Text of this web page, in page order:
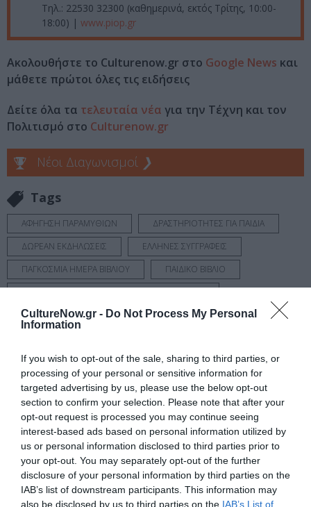
CultureNow.gr - Do Not Process My Personal
Information
If you wish to opt-out of the sale, sharing to third parties, or
processing of your personal or sensitive information for
targeted advertising by us, please use the below opt-out
section to confirm your selection. Please note that after your
opt-out request is processed you may continue seeing
interest-based ads based on personal information utilized by
us or personal information disclosed to third parties prior to
your opt-out. You may separately opt-out of the further
disclosure of your personal information by third parties on the
IAB’s list of downstream participants. This information may
also be disclosed by us to third parties on the IAB’s List of
Τηλ.: 22530 32300 (καθημερινά, εκτός Τρίτης, 10:00-
18:00) | www.piop.gr
Ακολουθήστε το Culturenow.gr στο Google News και
μάθετε πρώτοι όλες τις ειδήσεις
Δείτε όλα τα τελευταία νέα για την Τέχνη και τον
Πολιτισμό στο Culturenow.gr
Νέοι Διαγωνισμοί ❯
Tags
ΑΦΗΓΗΣΗ ΠΑΡΑΜΥΘΙΩΝ
ΔΡΑΣΤΗΡΙΟΤΗΤΕΣ ΓΙΑ ΠΑΙΔΙΑ
ΔΩΡΕΑΝ ΕΚΔΗΛΩΣΕΙΣ
ΕΛΛΗΝΕΣ ΣΥΓΓΡΑΦΕΙΣ
ΠΑΓΚΟΣΜΙΑ ΗΜΕΡΑ ΒΙΒΛΙΟΥ
ΠΑΙΔΙΚΟ ΒΙΒΛΙΟ
Newsletter
Κάθε βδομάδα στο e-mail σας τα τελευταία νέα για
την Τέχνη και τον Πολιτισμό!
Ακολουθήστε το Culturenow.gr